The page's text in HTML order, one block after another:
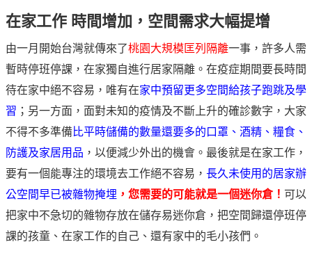
在家工作 時間增加，空間需求大幅提增
由一月開始台灣就傳來了桃園大規模匡列隔離一事，許多人需
暫時停班停課，在家獨自進行居家隔離。在疫症期間要長時間
待在家中絕不容易，唯有在家中預留更多空間給孩子跑跳及學
習 ；另一方面，面對未知的疫情及不斷上升的確診數字，大家
不得不多準備 比平時儲備的數量還要多的口罩、酒精、糧食、
防護及家居用品 ，以便減少外出的機會。最後就是在家工作，
要有一個能專注的環境去工作絕不容易， 長久未使用的居家辦
公空間早已被雜物掩埋 ，您需要的可能就是一個迷你倉！ 可以
把家中不急切的雜物存放在儲存易迷你倉，把空間歸還停班停
課的孩童、在家工作的自己、還有家中的毛小孩們。